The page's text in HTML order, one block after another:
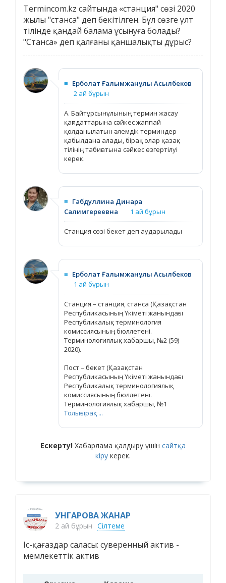
Termincom.kz сайтында «станция" сөзі 2020
жылы "станса" деп бекітілген. Бұл сөзге ұлт
тілінде қандай балама ұсынуға болады?
"Станса» деп қалғаны қаншалықты дұрыс?
≡ Ерболат Ғалымжанұлы Асылбеков
2 ай бұрын
А. Байтұрсынұлының термин жасау
қағидаттарына сәйкес жаппай
қолданылатын әлемдік терминдер
қабылдана алады, бірақ олар қазақ
тілінің табиғатына сәйкес өзгертілуі
керек.
≡ Габдуллина Динара
Салимгереевна
1 ай бұрын
Станция сөзі бекет деп аударылады
≡ Ерболат Ғалымжанұлы Асылбеков
1 ай бұрын
Станция – станция, станса (Қазақстан
Республикасының Үкіметі жанындағы
Республикалық терминология
комиссиясының бюллетені.
Терминологиялық хабаршы, №2 (59)
2020).
Пост – бекет (Қазақстан
Республикасының Үкіметі жанындағы
Республикалық терминологиялық
комиссиясының бюллетені.
Терминологиялық хабаршы, №1
Толығырақ ...
Ескерту! Хабарлама қалдыру үшін сайтқа
кіру керек.
УНГАРОВА ЖАНАР
2 ай бұрын Сілтеме
Іс-қағаздар саласы: суверенный актив -
мемлекеттік актив